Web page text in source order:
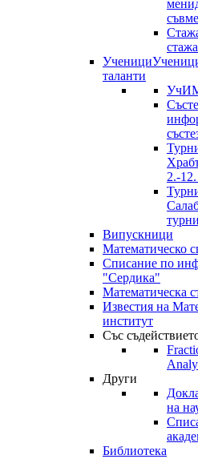
Ученици
таланти
2.-
Випускници
Математическо
Списание по
"Сердика"
Математическа
Известия на
институт
Със
Други
на
Библиотека